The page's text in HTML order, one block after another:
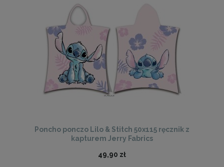
Poncho ponczo Lilo & Stitch 50x115 ręcznik z
kapturem Jerry Fabrics
49,90 zł